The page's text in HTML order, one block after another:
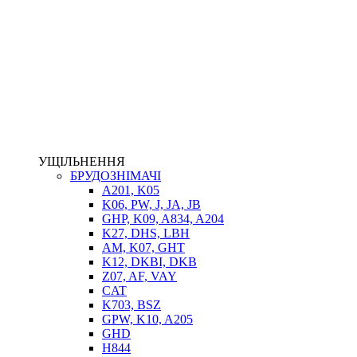
ВТУЛКИ
УЩІЛЬНЕННЯ
БРУДОЗНІМАЧІ
A201, K05
K06, PW, J, JA, JB
GHP, K09, A834, A204
K27, DHS, LBH
AM, K07, GHT
K12, DKBI, DKB
Z07, AF, VAY
CAT
K703, BSZ
GPW, K10, A205
GHD
H844